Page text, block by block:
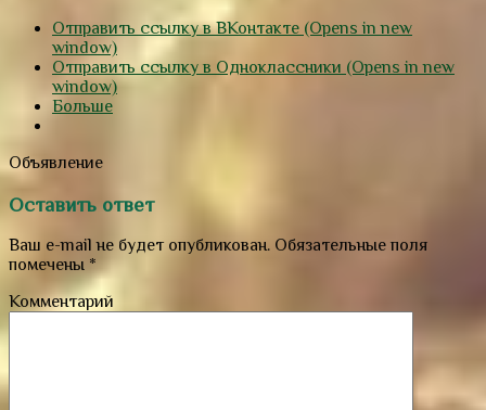
Отправить ссылку в ВКонтакте (Opens in new
window)
Отправить ссылку в Одноклассники (Opens in new
window)
Больше
Объявление
Оставить ответ
Ваш e-mail не будет опубликован. Обязательные поля
помечены *
Комментарий